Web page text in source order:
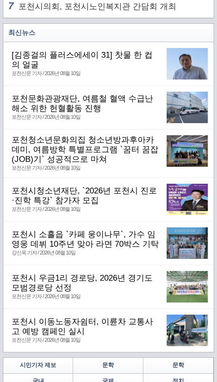
7포천시의회, 포천시노인복지관 간담회 개최
최신뉴스
[김종걸의 플러스에세이 31] 찻물 한 컵
의 얼굴
포천신문 기자 / 2026년 08월 10일
포천문화관광재단, 여름철 혈액 수급난
해소 위한 헌혈활동 진행
포천신문 기자 / 2026년 08월 10일
포천청소년문화의집 청소년방과후아카
데미, 여름방학 특별프로그램 `꿈터 꿈잡
(JOB)기` 성공적으로 마쳐
포천신문 기자 / 2026년 08월 10일
포천시청소년재단, `2026년 포천시 진로
·진학 특강` 참가자 모집
포천신문 기자 / 2026년 08월 10일
포천시 소흘읍 `카페 웅이나무`, 가수 임
영웅 데뷔 10주년 맞아 라면 70박스 기탁
강신옥 기자 / 2026년 08월 10일
포천시 우금1리 경로당, 2026년 경기도
모범경로당 선정
포천신문 기자 / 2026년 08월 10일
포천시 이동노동자쉼터, 이륜차 교통사
고 예방 캠페인 실시
포천신문 기자 / 2026년 08월 10일
시민기자 제보 문학 문학